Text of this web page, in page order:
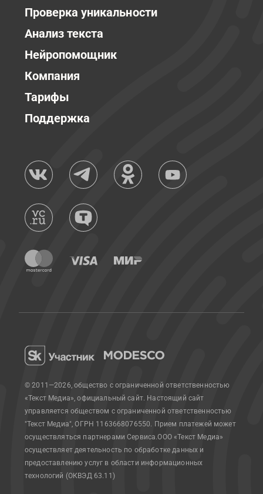
Проверка уникальности
Анализ текста
Нейропомощник
Компания
Тарифы
Поддержка
© 2011—2026, общество с ограниченной ответственностью
«Текст Медиа», официальный сайт. Настоящий сайт
управляется обществом с ограниченной ответственностью
"Текст Медиа", ОГРН 1163668076550. Прием платежей может
осуществляться партнерами Сервиса.ООО «Текст Медиа»
осуществляет деятельность по обработке данных и
предоставлению услуг в области информационных
технологий (ОКВЭД 63.11)